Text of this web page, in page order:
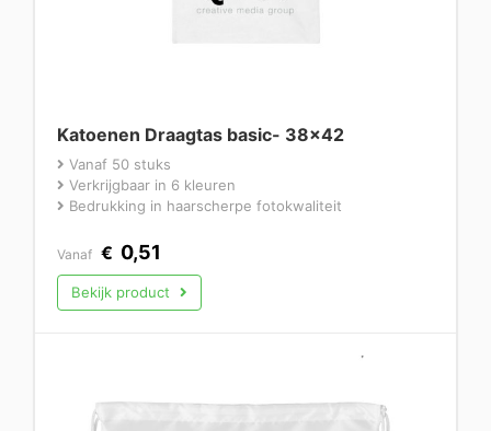
Katoenen Draagtas basic- 38×42
Vanaf 50 stuks
Verkrijgbaar in 6 kleuren
Bedrukking in haarscherpe fotokwaliteit
Vanaf € 0,51
Bekijk product